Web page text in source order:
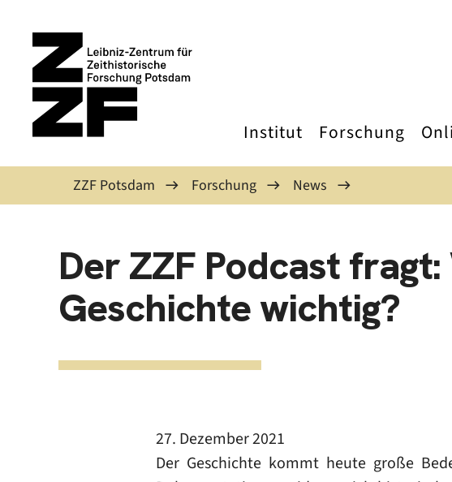
Institut Forschung
ZZF Potsdam Forschung News
Der ZZF Podcast
Geschichte wichtig?
27. Dezember 2021
Der Geschichte kommt heute große